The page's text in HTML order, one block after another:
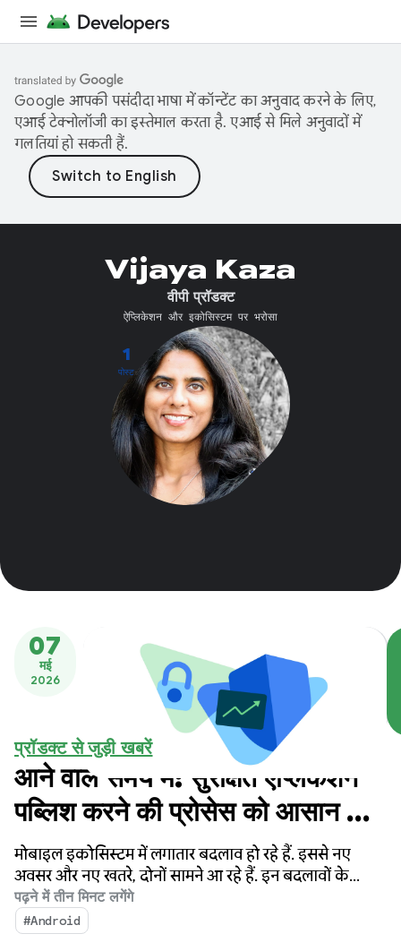
Google आपकी पसंदीदा भाषा में कॉन्टेंट का अनुवाद करने के लिए,
एआई टेक्नोलॉजी का इस्तेमाल करता है. एआई से मिले अनुवादों में
गलतियां हो सकती हैं.
1
पोस्ट
Vijaya Kaza
वीपी प्रॉडक्ट
ऐप्लिकेशन और इकोसिस्टम पर भरोसा
07
मई
2026
प्रॉडक्ट से जुड़ी खबरें
आने वाले समय में: सुरक्षित ऐप्लिकेशन
पब्लिश करने की प्रोसेस को आसान और
तेज़ बनाना
मोबाइल इकोसिस्टम में लगातार बदलाव हो रहे हैं. इससे नए
अवसर और नए खतरे, दोनों सामने आ रहे हैं. इन बदलावों के
ज़रिए, Android और Google Play यह पक्का करने के लिए
प्रतिबद्ध हैं कि अरबों लोग भरोसे के साथ अपने ऐप्लिकेशन का
इस्तेमाल कर सकें और डेवलपर के इनोवेशन को बढ़ावा मिल
पढ़ने में तीन मिनट लगेंगे
#Android